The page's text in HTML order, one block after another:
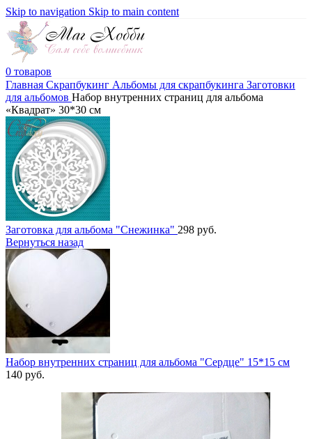
Skip to navigation Skip to main content
0 товаров
Главная Скрапбукинг Альбомы для скрапбукинга Заготовки
для альбомов Набор внутренних страниц для альбома
«Квадрат» 30*30 см
Заготовка для альбома "Снежинка" 298 руб.
Вернуться назад
Набор внутренних страниц для альбома "Сердце" 15*15 см
140 руб.